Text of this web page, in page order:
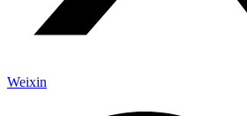
Weixin